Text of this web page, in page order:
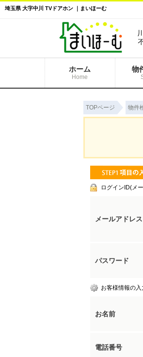
埼玉県 大字中川 TVドアホン ｜まいほーむ
ホーム
Home
物
TOPページ 物件
ログインID(メ
メールアドレス
パスワード
お客様情報の入
お名前
電話番号